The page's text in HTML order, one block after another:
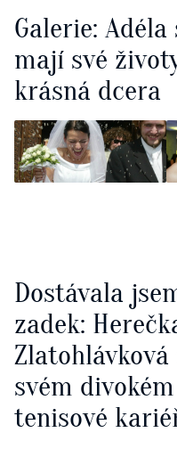
Galerie:
mají své
krásná dcera
Dostávala
zadek:
svém
tenisové